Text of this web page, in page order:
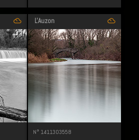
filter_drama filter_drama
L'Auzon
N° 1411303558